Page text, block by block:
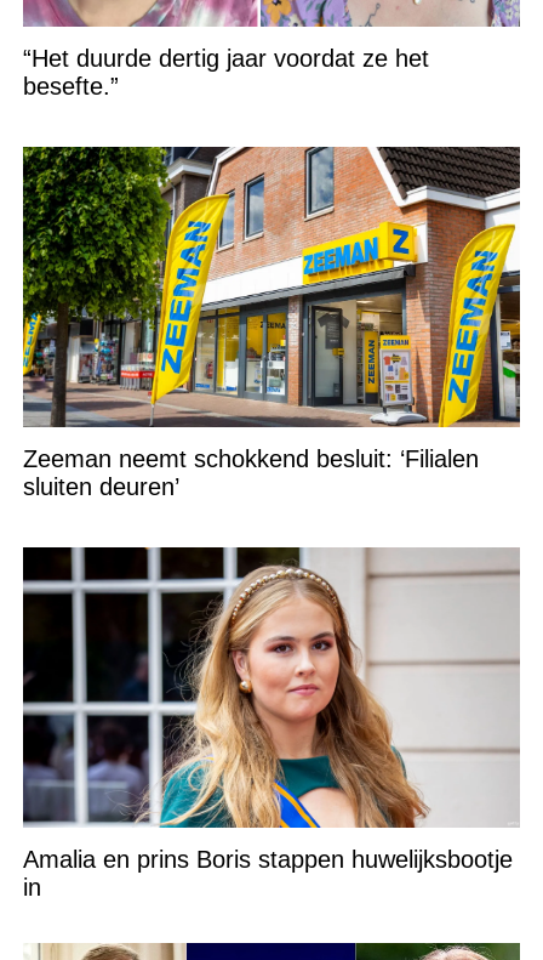
“Het duurde dertig jaar voordat ze het
besefte.”
Zeeman neemt schokkend besluit: ‘Filialen
sluiten deuren’
Amalia en prins Boris stappen huwelijksbootje
in